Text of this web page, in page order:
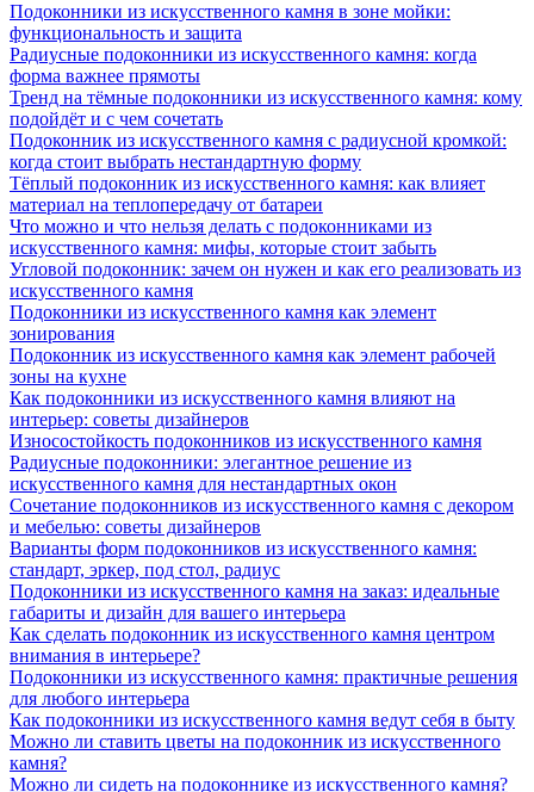
Подоконники из искусственного камня в зоне мойки:
функциональность и защита
Радиусные подоконники из искусственного камня: когда
форма важнее прямоты
Тренд на тёмные подоконники из искусственного камня: кому
подойдёт и с чем сочетать
Подоконник из искусственного камня с радиусной кромкой:
когда стоит выбрать нестандартную форму
Тёплый подоконник из искусственного камня: как влияет
материал на теплопередачу от батареи
Что можно и что нельзя делать с подоконниками из
искусственного камня: мифы, которые стоит забыть
Угловой подоконник: зачем он нужен и как его реализовать из
искусственного камня
Подоконники из искусственного камня как элемент
зонирования
Подоконник из искусственного камня как элемент рабочей
зоны на кухне
Как подоконники из искусственного камня влияют на
интерьер: советы дизайнеров
Износостойкость подоконников из искусственного камня
Радиусные подоконники: элегантное решение из
искусственного камня для нестандартных окон
Сочетание подоконников из искусственного камня с декором
и мебелью: советы дизайнеров
Варианты форм подоконников из искусственного камня:
стандарт, эркер, под стол, радиус
Подоконники из искусственного камня на заказ: идеальные
габариты и дизайн для вашего интерьера
Как сделать подоконник из искусственного камня центром
внимания в интерьере?
Подоконники из искусственного камня: практичные решения
для любого интерьера
Как подоконники из искусственного камня ведут себя в быту
Можно ли ставить цветы на подоконник из искусственного
камня?
Можно ли сидеть на подоконнике из искусственного камня?